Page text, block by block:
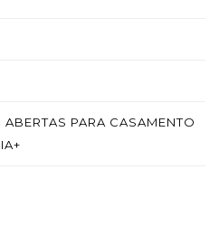
PARA CASAMENTO